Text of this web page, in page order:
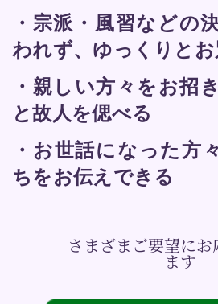
・宗派・風習などの
われず、ゆっくりと
・親しい方々をお招
と故人を偲べる
・お世話になった方
ちをお伝えできる
さまざまご要望に
ます